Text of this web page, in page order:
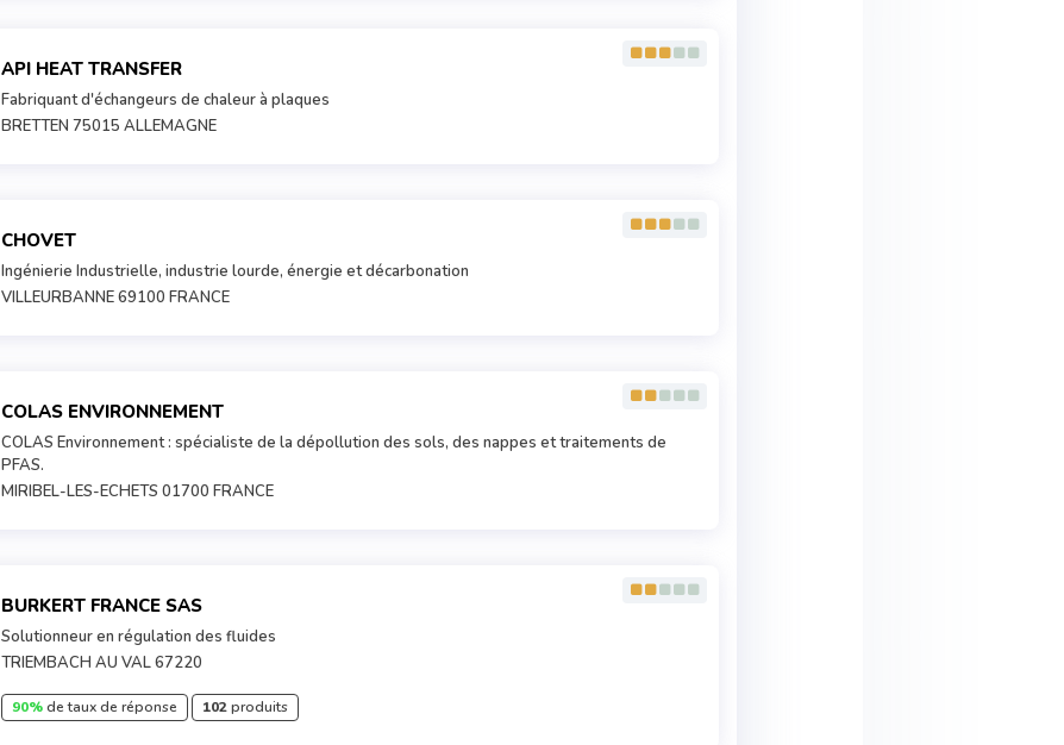
API HEAT TRANSFER
Fabriquant d'échangeurs de chaleur à plaques
BRETTEN 75015 ALLEMAGNE
CHOVET
Ingénierie Industrielle, industrie lourde, énergie et décarbonation
VILLEURBANNE 69100 FRANCE
COLAS ENVIRONNEMENT
COLAS Environnement : spécialiste de la dépollution des sols, des nappes et traitements de
PFAS.
MIRIBEL-LES-ECHETS 01700 FRANCE
BURKERT FRANCE SAS
Solutionneur en régulation des fluides
TRIEMBACH AU VAL 67220
90%de taux de réponse 102produits